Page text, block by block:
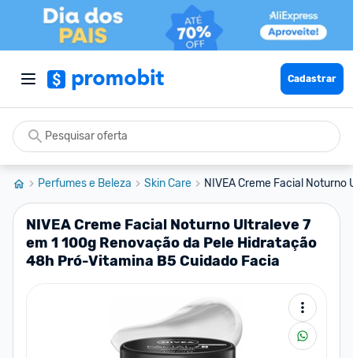
Cadastrar
Perfumes e Beleza Skin Care NIVEA Creme Facial Noturno
NIVEA Creme Facial Noturno Ultraleve 7
em 1 100g Renovação da Pele Hidratação
48h Pró-Vitamina B5 Cuidado Facia